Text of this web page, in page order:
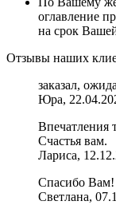
оглавление
на срок
Отзывы наших
заказал,
Юра,
Впечатления
Счастья вам.
Лариса,
Спасибо Вам!
Светлана,